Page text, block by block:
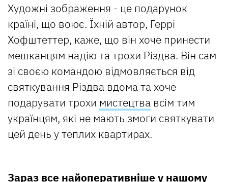
Художні зображення - це подарунок
країні, що воює. Їхній автор, Геррі
Хофштеттер, каже, що він хоче принести
мешканцям надію та трохи Різдва. Він сам
зі своєю командою відмовляється від
святкування Різдва вдома та хоче
подарувати трохи мистецтва всім тим
українцям, які не мають змоги святкувати
цей день у теплих квартирах.
Зараз все найоперативніше у нашому